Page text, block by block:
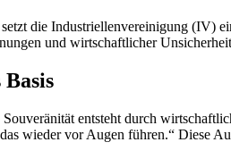
die Industriellenvereinigung (IV)
und wirtschaftlicher
entsteht durch
wieder vor Augen führen.“ Diese